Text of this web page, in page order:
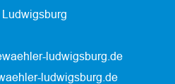
ludwigsburg.de
ludwigsburg.de